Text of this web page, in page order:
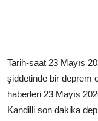
Tarih-saat 23 Mayıs
şiddetinde bir deprem
haberleri 23 Mayıs
Kandilli son dakika